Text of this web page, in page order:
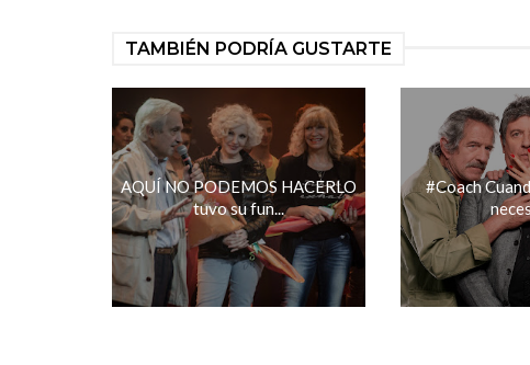
TAMBIÉN PODRÍA GUSTARTE
AQUÍ NO PODEMOS HACERLO
tuvo su fun...
#Coach